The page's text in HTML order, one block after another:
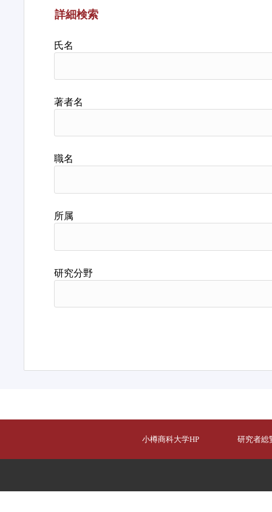
詳細検索
氏名
著者名
職名
所属
研究分野
小樽商科大学HP 研究者総